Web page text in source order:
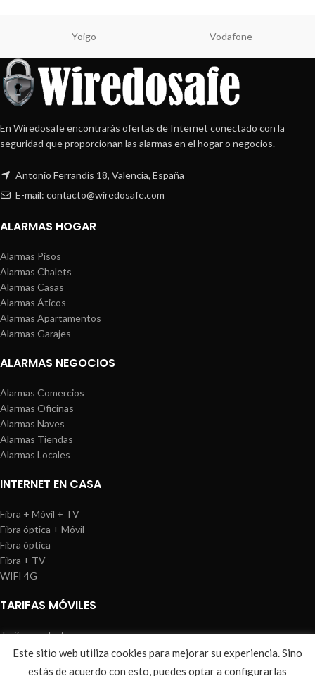
Yoigo Vodafone
En Wiredosafe encontrarás ofertas de Internet conectado con la
seguridad que proporcionan las alarmas en el hogar o negocios.
Antonio Ferrandis 18, Valencia, España
E-mail: contacto@wiredosafe.com
ALARMAS HOGAR
Alarmas Pisos
Alarmas Chalets
Alarmas Casas
Alarmas Áticos
Alarmas Apartamentos
Alarmas Garajes
ALARMAS NEGOCIOS
Alarmas Comercios
Alarmas Oficinas
Alarmas Naves
Alarmas Tiendas
Alarmas Locales
INTERNET EN CASA
Fibra + Móvil + TV
Fibra óptica + Móvil
Fibra óptica
Fibra + TV
WIFI 4G
TARIFAS MÓVILES
Tarifas contrato
Tarifas prepago
WIREDOSAFE Aviso Legal Política de Cookies |Sitemap
Este sitio web utiliza cookies para mejorar su experiencia. Sino
estás de acuerdo con esto, puedes optar a configurarlas